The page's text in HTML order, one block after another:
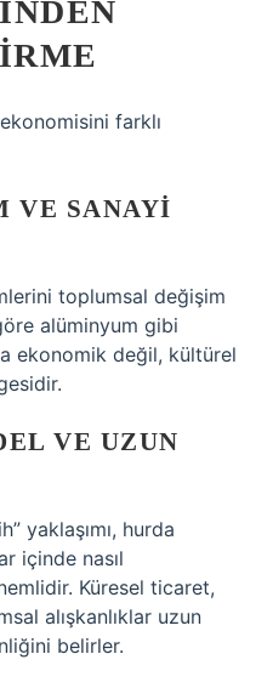
farklı
VE SANAYI
toplumsal değişim
alüminyum gibi
ekonomik değil, kültürel
VE UZUN
yaklaşımı, hurda
içinde nasıl
Küresel ticaret,
alışkanlıklar uzun
belirler.